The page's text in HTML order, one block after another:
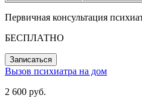
Первичная консультация
БЕСПЛАТНО
Записаться
Вызов психиатра на дом
2 600 руб.